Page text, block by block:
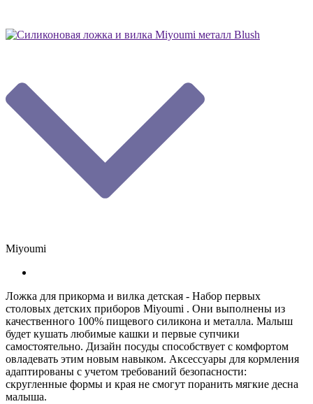
Miyoumi
Ложка для прикорма и вилка детская - Набор первых
столовых детских приборов Miyoumi . Они выполнены из
качественного 100% пищевого силикона и металла. Малыш
будет кушать любимые кашки и первые супчики
самостоятельно. Дизайн посуды способствует с комфортом
овладевать этим новым навыком. Аксессуары для кормления
адаптированы с учетом требований безопасности:
скругленные формы и края не смогут поранить мягкие десна
малыша.